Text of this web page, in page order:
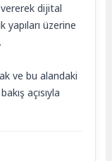
dijital
üzerine
ve bu alandaki
açısıyla